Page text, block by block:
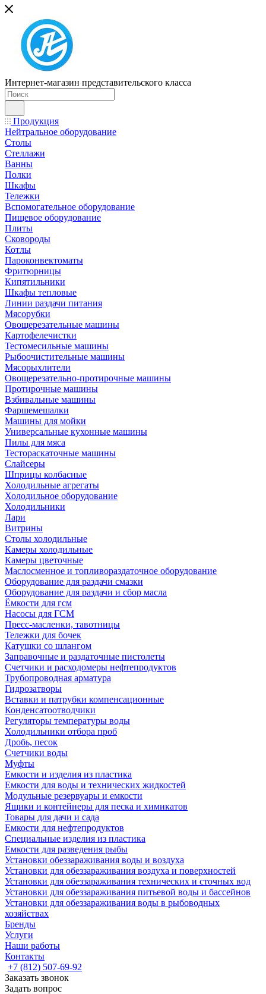
Интернет-магазин представительского класса
Продукция
Нейтральное оборудование
Столы
Стеллажи
Ванны
Полки
Шкафы
Тележки
Вспомогательное оборудование
Пищевое оборудование
Плиты
Сковороды
Котлы
Пароконвектоматы
Фритюрницы
Кипятильники
Шкафы тепловые
Линии раздачи питания
Мясорубки
Овощерезательные машины
Картофелечистки
Тестомесильные машины
Рыбоочистительные машины
Мясорыхлители
Овощерезательно-протирочные машины
Протирочные машины
Взбивальные машины
Фаршемешалки
Машины для мойки
Универсальные кухонные машины
Пилы для мяса
Тестораскаточные машины
Слайсеры
Шприцы колбасные
Холодильные агрегаты
Холодильное оборудование
Холодильники
Лари
Витрины
Столы холодильные
Камеры холодильные
Камеры цветочные
Маслосменное и топливораздаточное оборудование
Оборудование для раздачи смазки
Оборудование для раздачи и сбор масла
Ёмкости для гсм
Насосы для ГСМ
Пресс-масленки, тавотницы
Тележки для бочек
Катушки со шлангом
Заправочные и раздаточные пистолеты
Счетчики и расходомеры нефтепродуктов
Трубопроводная арматура
Гидрозатворы
Вставки и патрубки компенсационные
Конденсатоотводчики
Регуляторы температуры воды
Холодильники отбора проб
Дробь, песок
Счетчики воды
Муфты
Емкости и изделия из пластика
Емкости для воды и технических жидкостей
Модульные резервуары и емкости
Ящики и контейнеры для песка и химикатов
Товары для дачи и сада
Емкости для нефтепродуктов
Специальные изделия из пластика
Емкости для разведения рыбы
Установки обеззараживания воды и воздуха
Установки для обеззараживания воздуха и поверхностей
Установки для обеззараживания технических и сточных вод
Установки для обеззараживания питьевой воды и бассейнов
Установки для обеззараживания воды в рыбоводных
хозяйствах
Бренды
Услуги
Наши работы
Контакты
+7 (812) 507-69-92
Заказать звонок
Задать вопрос